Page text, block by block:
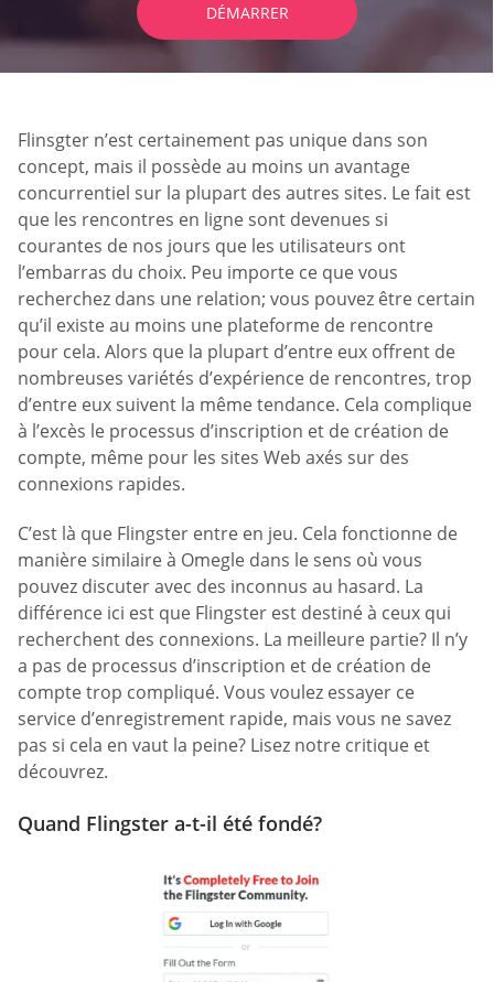
DÉMARRER
Flinsgter n’est certainement pas unique dans son
concept, mais il possède au moins un avantage
concurrentiel sur la plupart des autres sites. Le fait est
que les rencontres en ligne sont devenues si
courantes de nos jours que les utilisateurs ont
l’embarras du choix. Peu importe ce que vous
recherchez dans une relation; vous pouvez être certain
qu’il existe au moins une plateforme de rencontre
pour cela. Alors que la plupart d’entre eux offrent de
nombreuses variétés d’expérience de rencontres, trop
d’entre eux suivent la même tendance. Cela complique
à l’excès le processus d’inscription et de création de
compte, même pour les sites Web axés sur des
connexions rapides.
C’est là que Flingster entre en jeu. Cela fonctionne de
manière similaire à Omegle dans le sens où vous
pouvez discuter avec des inconnus au hasard. La
différence ici est que Flingster est destiné à ceux qui
recherchent des connexions. La meilleure partie? Il n’y
a pas de processus d’inscription et de création de
compte trop compliqué. Vous voulez essayer ce
service d’enregistrement rapide, mais vous ne savez
pas si cela en vaut la peine? Lisez notre critique et
découvrez.
Quand Flingster a-t-il été fondé?